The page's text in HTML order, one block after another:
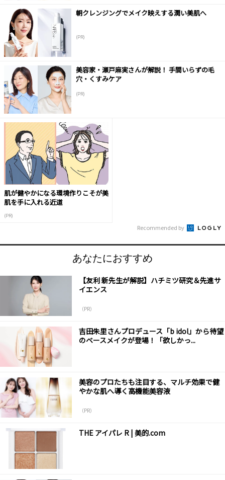
朝クレンジングでメイク映えする潤い美肌へ
(PR)
美容家・瀬戸麻実さんが解説！ 手間いらずの毛
穴・くすみケア
(PR)
肌が健やかになる環境作りこそが美
肌を手に入れる近道
(PR)
Recommended by
あなたにおすすめ
【友利 新先生が解説】ハチミツ研究＆先進サ
イエンス
（PR）
吉田朱里さんプロデュース「b idol」から待望
のベースメイクが登場！「欲しかっ...
美容のプロたちも注目する、マルチ効果で健
やかな肌へ導く高機能美容液
（PR）
THE アイパレ R | 美的.com